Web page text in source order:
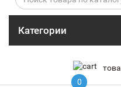
Категории
0